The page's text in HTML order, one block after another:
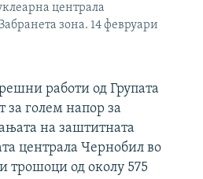
централа
зона. 14 февруари
работи од Групата
за голем напор за
на заштитната
централа Чернобил во
трошоци од околу 575